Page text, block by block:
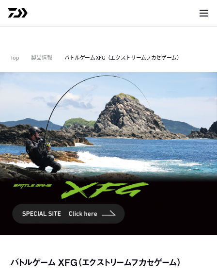
サイ
Top 製品情報 バトルゲーム XFG（エクストリームフカセゲーム）
バトルゲーム XFG（エクストリームフカセゲーム）